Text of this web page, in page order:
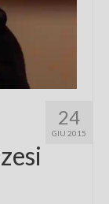
24
GIU 2015